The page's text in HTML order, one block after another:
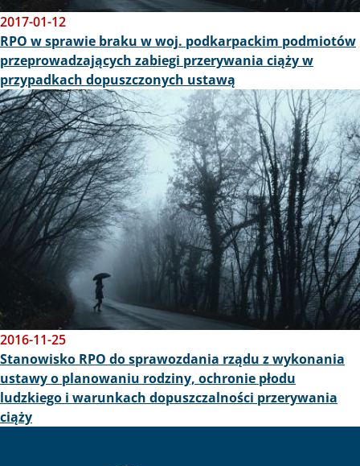
2017-01-12
RPO w sprawie braku w woj. podkarpackim podmiotów
przeprowadzających zabiegi przerywania ciąży w
przypadkach dopuszczonych ustawą
Obraz
2016-11-25
Stanowisko RPO do sprawozdania rządu z wykonania
ustawy o planowaniu rodziny, ochronie płodu
ludzkiego i warunkach dopuszczalności przerywania
ciąży